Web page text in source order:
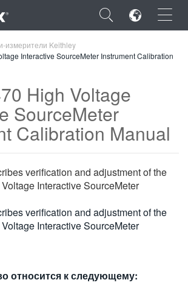
×
измерители Keithley
Interactive SourceMeter Instrument Calibration
High Voltage
SourceMeter
Calibration Manual
verification and adjustment of the
Interactive SourceMeter
verification and adjustment of the
Interactive SourceMeter
относится к следующему: